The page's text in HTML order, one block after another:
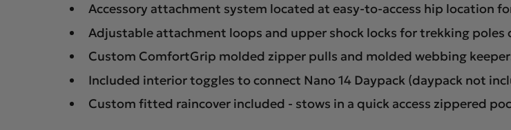
Accessory attachment system located at easy-to-access hip location
Adjustable attachment loops and upper shock locks for trekking poles
Custom ComfortGrip molded zipper pulls and molded webbing
Included interior toggles to connect Nano 14 Daypack (daypack not
Custom fitted raincover included - stows in a quick access zippered